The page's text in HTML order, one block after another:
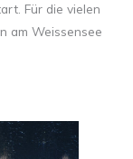
Für die vielen
am Weissensee